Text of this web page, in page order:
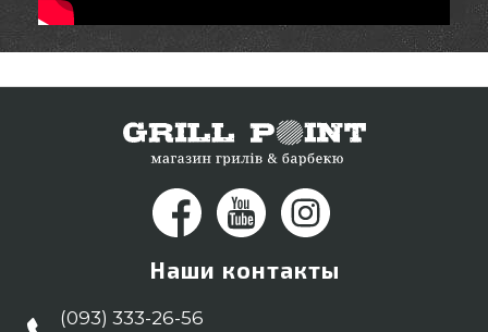
Наши контакты
(093) 333-26-56